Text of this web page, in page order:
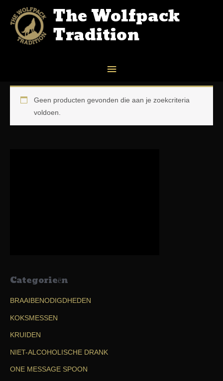
The Wolfpack
Tradition
Categorieën
BRAAIBENODIGDHEDEN
KOKSMESSEN
KRUIDEN
NIET-ALCOHOLISCHE DRANK
ONE MESSAGE SPOON
Home/SHOP / Producten getagged “forged intense”
forged intense
Geen producten gevonden die aan je zoekcriteria
voldoen.